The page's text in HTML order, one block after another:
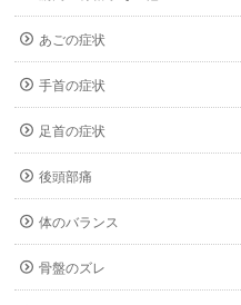
あごの症状
手首の症状
足首の症状
後頭部痛
体のバランス
骨盤のズレ